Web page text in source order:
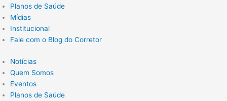
Planos de Saúde
Mídias
Institucional
Fale com o Blog do Corretor
Notícias
Quem Somos
Eventos
Planos de Saúde